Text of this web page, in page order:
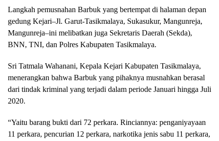
Langkah pemusnahan Barbuk yang bertempat di halaman depan
gedung Kejari–Jl. Garut-Tasikmalaya, Sukasukur, Mangunreja,
Mangunreja–ini melibatkan juga Sekretaris Daerah (Sekda),
BNN, TNI, dan Polres Kabupaten Tasikmalaya.
Sri Tatmala Wahanani, Kepala Kejari Kabupaten Tasikmalaya,
menerangkan bahwa Barbuk yang pihaknya musnahkan berasal
dari tindak kriminal yang terjadi dalam periode Januari hingga Juli
2020.
“Yaitu barang bukti dari 72 perkara. Rinciannya: penganiyayaan
11 perkara, pencurian 12 perkara, narkotika jenis sabu 11 perkara,